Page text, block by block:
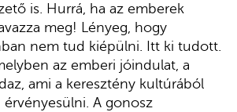
is. Hurrá, ha az emberek
meg! Lényeg, hogy
nem tud kiépülni. Itt ki tudott.
az emberi jóindulat, a
ami a keresztény kultúrából
A gonosz